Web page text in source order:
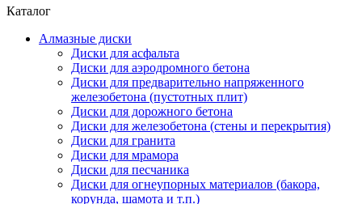
Каталог
Алмазные диски
Диски для асфальта
Диски для аэродромного бетона
Диски для предварительно напряженного
железобетона (пустотных плит)
Диски для дорожного бетона
Диски для железобетона (стены и перекрытия)
Диски для гранита
Диски для мрамора
Диски для песчаника
Диски для огнеупорных материалов (бакора,
корунда, шамота и т.п.)